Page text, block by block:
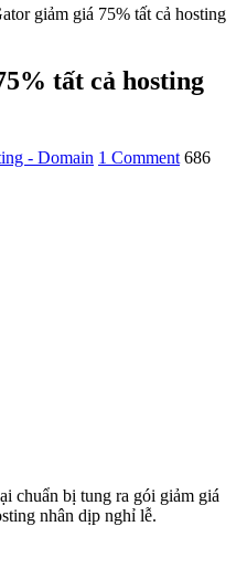
giảm giá 75% tất cả hosting
tất cả hosting
- Domain 1 Comment 686
chuẩn bị tung ra gói giảm giá
nhân dịp nghỉ lễ.